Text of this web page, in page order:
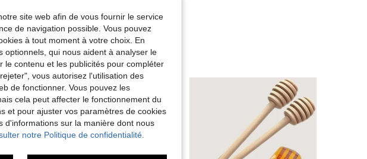
site web afin de vous fournir le service
de navigation possible. Vous pouvez
à tout moment à votre choix. En
optionnels, qui nous aident à analyser le
contenu et les publicités pour compléter
vous autorisez l'utilisation des
de fonctionner. Vous pouvez les
cela peut affecter le fonctionnement du
et pour ajuster vos paramètres de cookies
d'informations sur la manière dont nous
notre Politique de confidentialité.